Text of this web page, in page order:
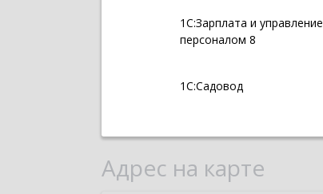
1С:Зарплата и управление
персоналом 8
1С:Садовод
Адрес на карте